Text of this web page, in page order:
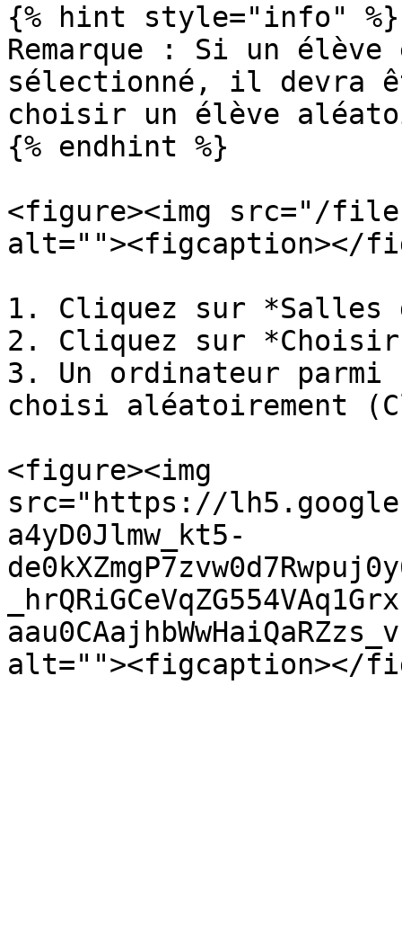
{% hint style="info" %}
Remarque : Si un
sélectionné, il devra
choisir un élève
{% endhint %}
<figure><img src="/
alt=""><figcaption></
1. Cliquez sur *Salles
2. Cliquez sur
3. Un ordinateur parmi
choisi aléatoirement
<figure><img
src="https://
a4yD0Jlmw_kt5-